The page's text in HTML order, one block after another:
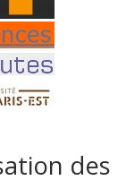
des